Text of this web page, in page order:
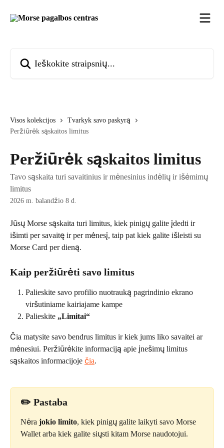
Visos kolekcijos
Tvarkyk savo paskyrą
Peržiūrėk sąskaitos limitus
Peržiūrėk sąskaitos limitus
Tavo sąskaita turi savaitinius ir mėnesinius indėlių ir išėmimų
limitus
2026 m. balandžio 8 d.
Jūsų Morse sąskaita turi limitus, kiek pinigų galite įdedti ir
išimti per savaitę ir per mėnesį, taip pat kiek galite išleisti su
Morse Card per dieną.
Kaip peržiūrėti savo limitus
Palieskite savo profilio nuotrauką pagrindinio ekrano
viršutiniame kairiajame kampe
Palieskite „Limitai“
Čia matysite savo bendrus limitus ir kiek jums liko savaitei ar
mėnesiui. Peržiūrėkite informaciją apie įnešimų limitus
sąskaitos informacijoje čia.
✏️ Pastaba
Nėra jokio limito, kiek pinigų galite laikyti savo Morse
Wallet arba kiek galite siųsti kitam Morse naudotojui.